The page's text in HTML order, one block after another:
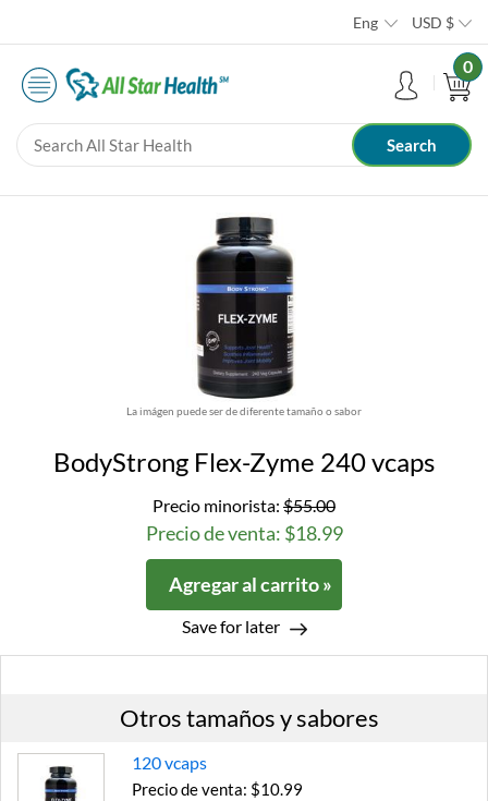
Eng USD $
0
La imágen puede ser de diferente tamaño o sabor
BodyStrong Flex-Zyme 240 vcaps
Precio minorista: $55.00
Precio de venta: $18.99
Agregar al carrito »
Save for later
Otros tamaños y sabores
120 vcaps
Precio de venta: $10.99